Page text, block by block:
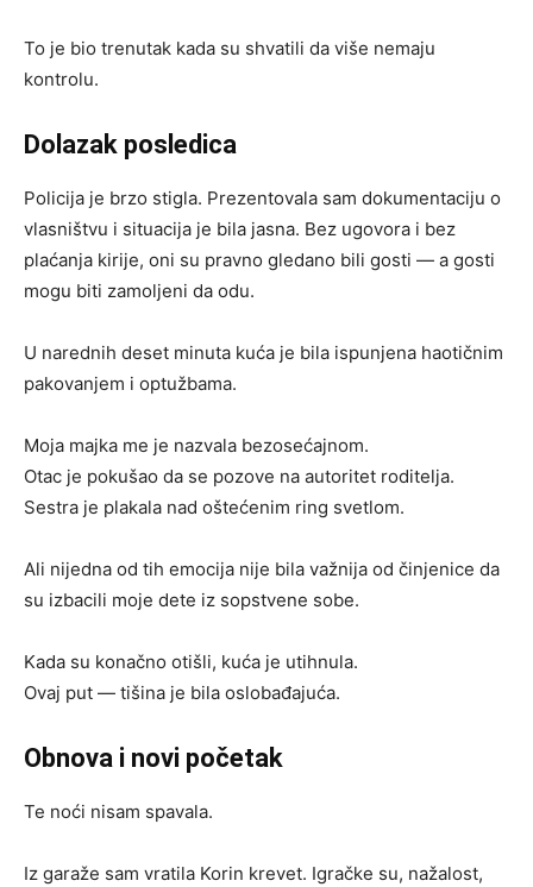
To je bio trenutak kada su shvatili da više nemaju
kontrolu.
Dolazak posledica
Policija je brzo stigla. Prezentovala sam dokumentaciju o
vlasništvu i situacija je bila jasna. Bez ugovora i bez
plaćanja kirije, oni su pravno gledano bili gosti — a gosti
mogu biti zamoljeni da odu.
U narednih deset minuta kuća je bila ispunjena haotičnim
pakovanjem i optužbama.
Moja majka me je nazvala bezosećajnom.
Otac je pokušao da se pozove na autoritet roditelja.
Sestra je plakala nad oštećenim ring svetlom.
Ali nijedna od tih emocija nije bila važnija od činjenice da
su izbacili moje dete iz sopstvene sobe.
Kada su konačno otišli, kuća je utihnula.
Ovaj put — tišina je bila oslobađajuća.
Obnova i novi početak
Te noći nisam spavala.
Iz garaže sam vratila Korin krevet. Igračke su, nažalost,